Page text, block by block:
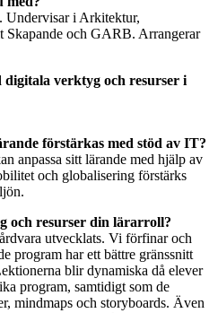
Undervisar i Arkitektur,
Skapande och GARB. Arrangerar
verktyg och resurser i
förstärkas med stöd av IT?
anpassa sitt lärande med hjälp av
och globalisering förstärks
och resurser din lärarroll?
utvecklats. Vi förfinar och
program har ett bättre gränssnitt
blir dynamiska då elever
program, samtidigt som de
mindmaps och storyboards. Även